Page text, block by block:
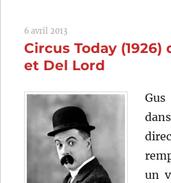
6 avril 2013
Circus Today (1926)
et Del Lord
un